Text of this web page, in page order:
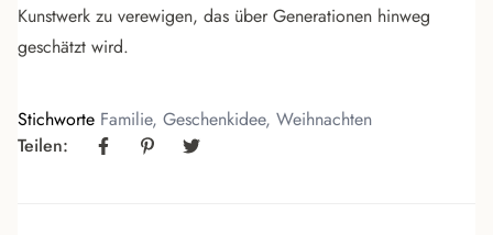
Kunstwerk zu verewigen, das über Generationen hinweg
geschätzt wird.
Stichworte Familie, Geschenkidee, Weihnachten
Teilen: